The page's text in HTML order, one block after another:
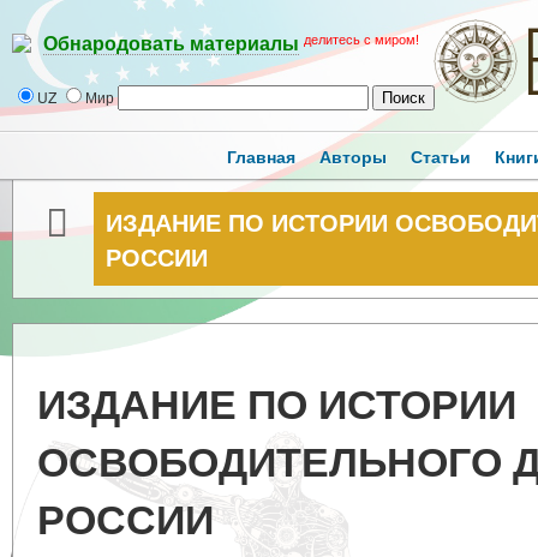
Обнародовать материалы делитесь с миром!
UZ Мир
Главная Авторы Статьи
ИЗДАНИЕ ПО ИСТОРИИ
РОССИИ
ИЗДАНИЕ ПО ИСТОРИИ
ОСВОБОДИТЕЛЬНОГО
РОССИИ